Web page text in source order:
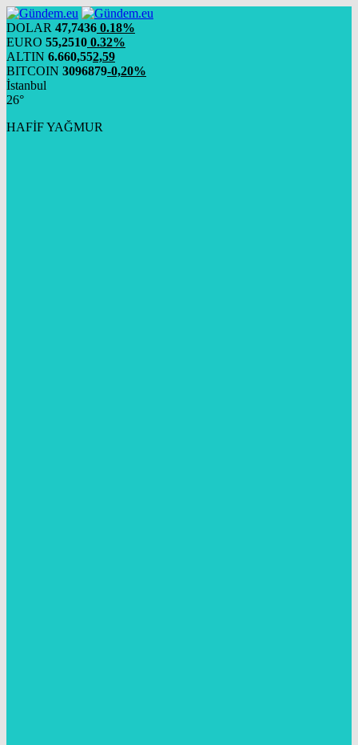
DOLAR 47,7436 0.18%
EURO 55,2510 0.32%
ALTIN 6.660,552,59
BITCOIN 3096879-0,20%
İstanbul
26°
HAFİF YAĞMUR